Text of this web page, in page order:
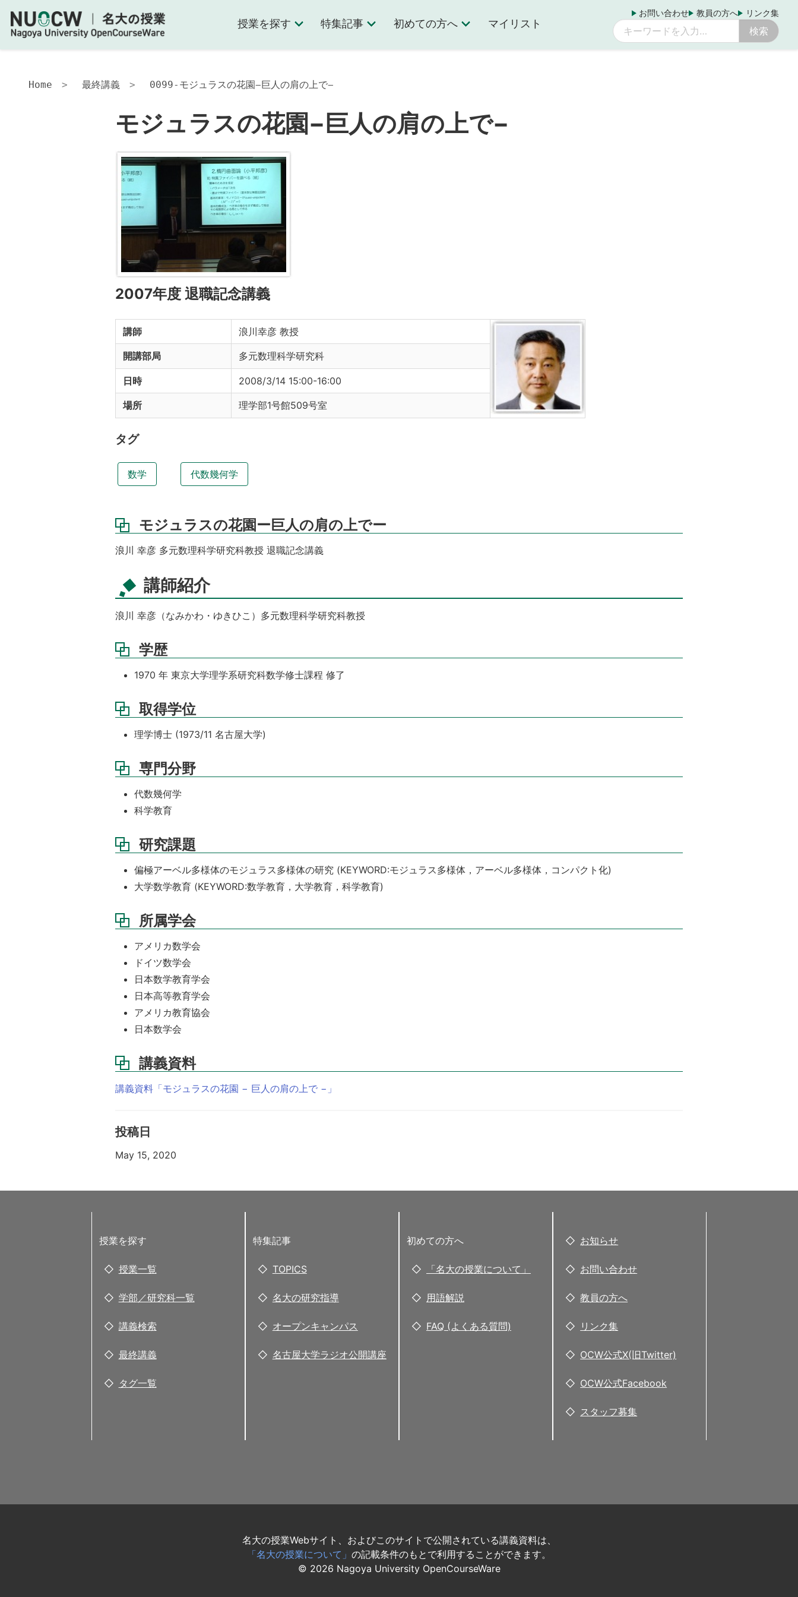
授業を探す 特集記事 初めての方へ マイリスト
お問い合わせ 教員の方へ リンク集
Home 最終講義 0099-モジュラスの花園−巨人の肩の上で−
モジュラスの花園−巨人の肩の上で−
2007年度 退職記念講義
講師 浪川幸彦 教授
開講部局 多元数理科学研究科
日時 2008/3/14 15:00-16:00
場所 理学部1号館509号室
タグ
数学 代数幾何学
モジュラスの花園ー巨人の肩の上でー
浪川 幸彦 多元数理科学研究科教授 退職記念講義
講師紹介
浪川 幸彦（なみかわ・ゆきひこ）多元数理科学研究科教授
学歴
1970 年 東京大学理学系研究科数学修士課程 修了
取得学位
理学博士 (1973/11 名古屋大学)
専門分野
代数幾何学
科学教育
研究課題
偏極アーベル多様体のモジュラス多様体の研究 (KEYWORD:モジュラス多様体，アーベル多様体，コンパクト化)
大学数学教育 (KEYWORD:数学教育，大学教育，科学教育)
所属学会
アメリカ数学会
ドイツ数学会
日本数学教育学会
日本高等教育学会
アメリカ教育協会
日本数学会
講義資料
講義資料「モジュラスの花園 − 巨人の肩の上で −」
投稿日
May 15, 2020
授業を探す
授業一覧
学部／研究科一覧
講義検索
最終講義
タグ一覧
特集記事
TOPICS
名大の研究指導
オープンキャンパス
名古屋大学ラジオ公開講座
初めての方へ
「名大の授業について」
用語解説
FAQ (よくある質問)
お知らせ
お問い合わせ
教員の方へ
リンク集
OCW公式X(旧Twitter)
OCW公式Facebook
スタッフ募集
名大の授業Webサイト、およびこのサイトで公開されている講義資料は、
「名大の授業について」 の記載条件のもとで利用することができます。
© 2026 Nagoya University OpenCourseWare